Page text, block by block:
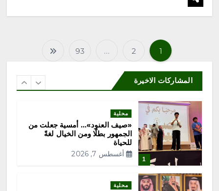
ت
ع
د
ص
1
2
…
93
المشاركات الاخيرة
5
أمانة جدة تضبط لحومًا فاسدة
وتتعقب البيع العشوائي بنطاق
بريمان
أغسطس 7, 2026
1
محلية
«صيف العنود»… أمسية جعلت من
الجمهور بطلًا ومن الخيال لغةً
للحياة
أغسطس 7, 2026
محلية